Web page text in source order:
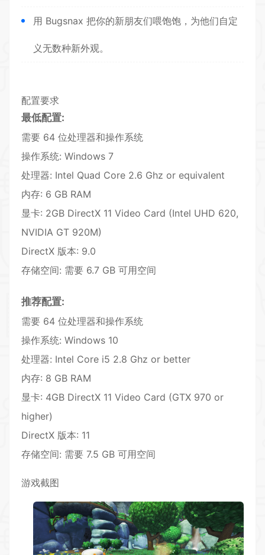
用 Bugsnax 把你的新朋友们喂饱饱，为他们自定
义无数种新外观。
配置要求
最低配置:
需要 64 位处理器和操作系统
操作系统: Windows 7
处理器: Intel Quad Core 2.6 Ghz or equivalent
内存: 6 GB RAM
显卡: 2GB DirectX 11 Video Card (Intel UHD 620,
NVIDIA GT 920M)
DirectX 版本: 9.0
存储空间: 需要 6.7 GB 可用空间
推荐配置:
需要 64 位处理器和操作系统
操作系统: Windows 10
处理器: Intel Core i5 2.8 Ghz or better
内存: 8 GB RAM
显卡: 4GB DirectX 11 Video Card (GTX 970 or
higher)
DirectX 版本: 11
存储空间: 需要 7.5 GB 可用空间
游戏截图